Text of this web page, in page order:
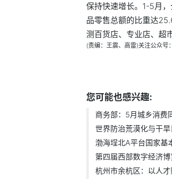
保持快速增长。1-5月
品零售总额的比重达
测百货店、专业店、超
(责编：王震、高雷)关注公众号
您可能也感兴趣:
商务部：5月城乡消费
世界防治荒漠化与干
渤海埕北A平台国家基
第四届西部数字经济
杭州市余杭区：以人